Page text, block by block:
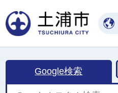
Google検索